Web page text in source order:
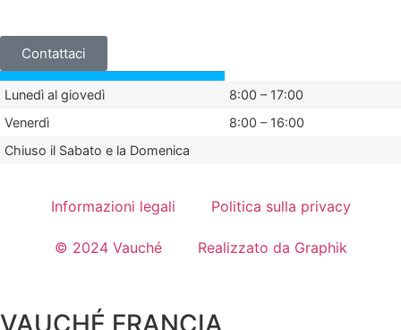
Contattaci
Lunedì al giovedì
8:00 – 17:00
Venerdì
8:00 – 16:00
Chiuso il Sabato e la Domenica
Informazioni legali Politica sulla privacy
© 2024 Vauché Realizzato da Graphik
VAUCHÉ FRANCIA